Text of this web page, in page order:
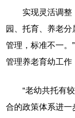
实现灵活调整
园、托育、养老
管理，标准不一。
管理养老育幼工作
“老幼共托有
合的政策体系进一